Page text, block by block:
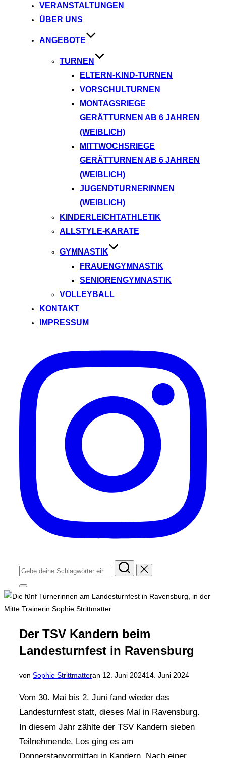
VERANSTALTUNGEN
ÜBER UNS
ANGEBOTE
TURNEN
ELTERN-KIND-TURNEN
VORSCHULTURNEN
MONTAGSRIEGE
GERÄTTURNEN AB 6 JAHREN
(WEIBLICH)
MITTWOCHSRIEGE
GERÄTTURNEN AB 6 JAHREN
(WEIBLICH)
JUGENDTURNERINNEN
(WEIBLICH)
KINDERLEICHTATHLETIK
ALLSTYLE-KARATE
GYMNASTIK
FRAUENGYMNASTIK
SENIORENGYMNASTIK
VOLLEYBALL
KONTAKT
IMPRESSUM
Suchen
nach:
Seitenleiste
&
Navigation
umschalten
Der TSV Kandern beim
Landesturnfest in Ravensburg
von Sophie Strittmatteran Veröffentlicht
12. Juni 202414. Juni 2024
Vom 30. Mai bis 2. Juni fand wieder das
Landesturnfest statt, dieses Mal in Ravensburg.
In diesem Jahr zählte der TSV Kandern sieben
Teilnehmende. Los ging es am
Donnerstagvormittag in Kandern. Nach einer